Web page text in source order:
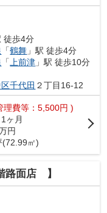
徒歩4分
「鶴舞 」駅 徒歩4分
「 上前津 」駅 徒歩10分
千代田 ２丁目16-12
理費等：5,500円 )
1ヶ月
円
(72.99㎡)
路面店 】